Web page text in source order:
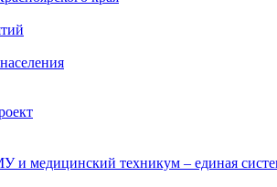
и медицинский техникум – единая